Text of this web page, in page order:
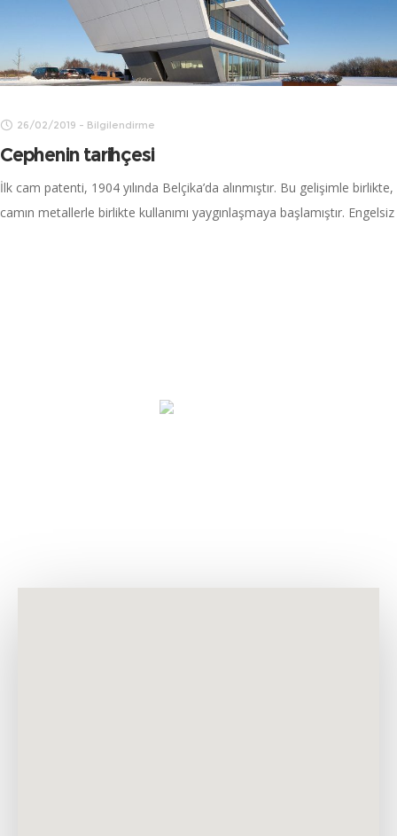
26/02/2019 - Bilgilendirme
Cephenin tarihçesi
İlk cam patenti, 1904 yılında Belçika’da alınmıştır. Bu gelişimle birlikte,
camın metallerle birlikte kullanımı yaygınlaşmaya başlamıştır. Engelsiz